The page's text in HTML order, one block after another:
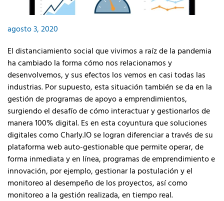
agosto 3, 2020
El distanciamiento social que vivimos a raíz de la pandemia
ha cambiado la forma cómo nos relacionamos y
desenvolvemos, y sus efectos los vemos en casi todas las
industrias. Por supuesto, esta situación también se da en la
gestión de programas de apoyo a emprendimientos,
surgiendo el desafío de cómo interactuar y gestionarlos de
manera 100% digital. Es en esta coyuntura que soluciones
digitales como Charly.IO se logran diferenciar a través de su
plataforma web auto-gestionable que permite operar, de
forma inmediata y en línea, programas de emprendimiento e
innovación, por ejemplo, gestionar la postulación y el
monitoreo al desempeño de los proyectos, así como
monitoreo a la gestión realizada, en tiempo real.